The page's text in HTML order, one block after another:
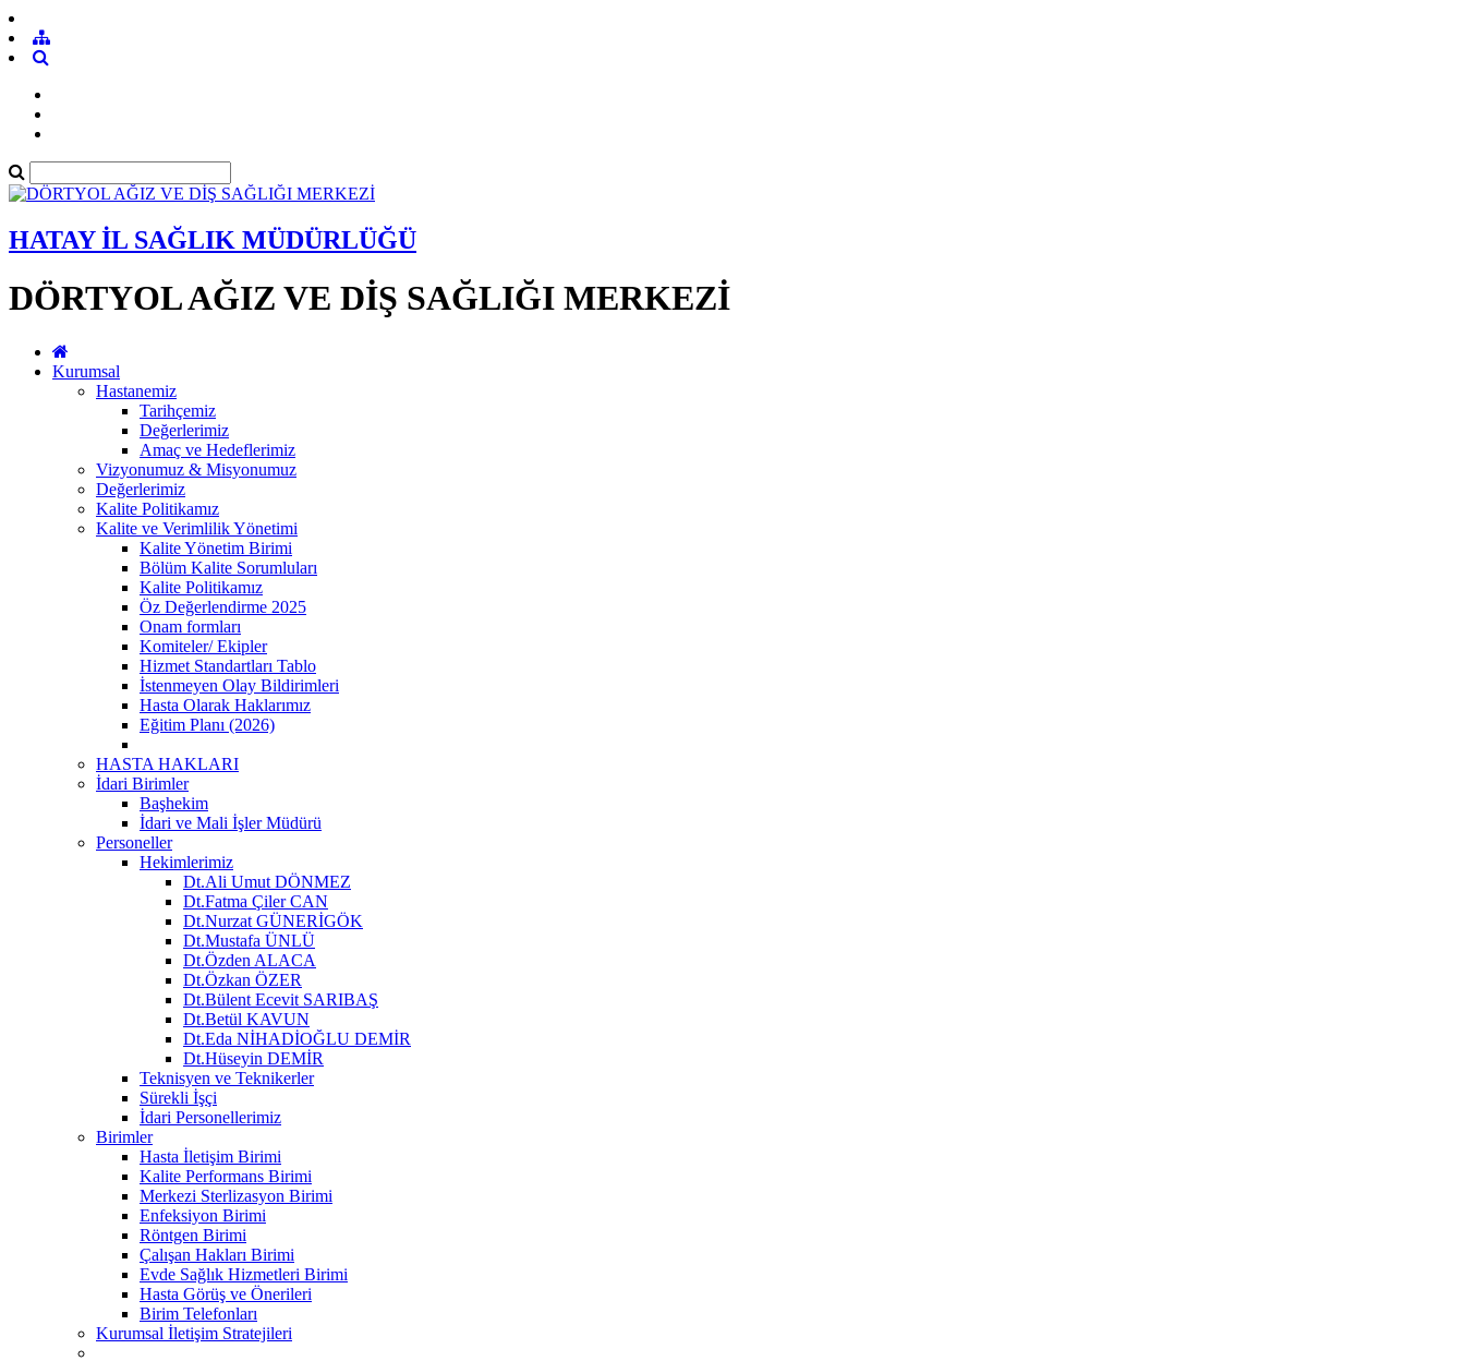
HATAY İL SAĞLIK MÜDÜRLÜĞÜ
DÖRTYOL AĞIZ VE DİŞ SAĞLIĞI MERKEZİ
Kurumsal
Hastanemiz
Tarihçemiz
Değerlerimiz
Amaç ve Hedeflerimiz
Vizyonumuz & Misyonumuz
Değerlerimiz
Kalite Politikamız
Kalite ve Verimlilik Yönetimi
Kalite Yönetim Birimi
Bölüm Kalite Sorumluları
Kalite Politikamız
Öz Değerlendirme 2025
Onam formları
Komiteler/ Ekipler
Hizmet Standartları Tablo
İstenmeyen Olay Bildirimleri
Hasta Olarak Haklarımız
Eğitim Planı (2026)
HASTA HAKLARI
İdari Birimler
Başhekim
İdari ve Mali İşler Müdürü
Personeller
Hekimlerimiz
Dt.Ali Umut DÖNMEZ
Dt.Fatma Çiler CAN
Dt.Nurzat GÜNERİGÖK
Dt.Mustafa ÜNLÜ
Dt.Özden ALACA
Dt.Özkan ÖZER
Dt.Bülent Ecevit SARIBAŞ
Dt.Betül KAVUN
Dt.Eda NİHADİOĞLU DEMİR
Dt.Hüseyin DEMİR
Teknisyen ve Teknikerler
Sürekli İşçi
İdari Personellerimiz
Birimler
Hasta İletişim Birimi
Kalite Performans Birimi
Merkezi Sterlizasyon Birimi
Enfeksiyon Birimi
Röntgen Birimi
Çalışan Hakları Birimi
Evde Sağlık Hizmetleri Birimi
Hasta Görüş ve Önerileri
Birim Telefonları
Kurumsal İletişim Stratejileri